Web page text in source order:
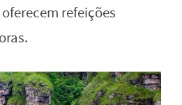
refeições